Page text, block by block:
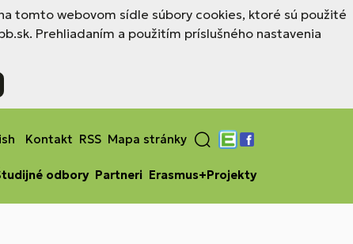
tomto webovom sídle súbory cookies, ktoré sú použité
Prehliadaním a použitím príslušného nastavenia
Kontakt RSS Mapa stránky
Edupage
Facebook
odbory Partneri Erasmus+Projekty